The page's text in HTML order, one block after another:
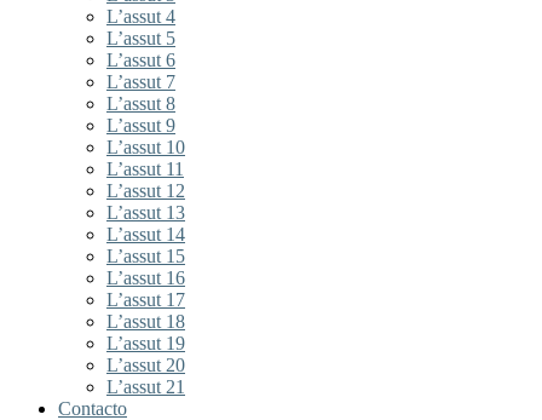
L’assut 4
L’assut 5
L’assut 6
L’assut 7
L’assut 8
L’assut 9
L’assut 10
L’assut 11
L’assut 12
L’assut 13
L’assut 14
L’assut 15
L’assut 16
L’assut 17
L’assut 18
L’assut 19
L’assut 20
L’assut 21
Contacto